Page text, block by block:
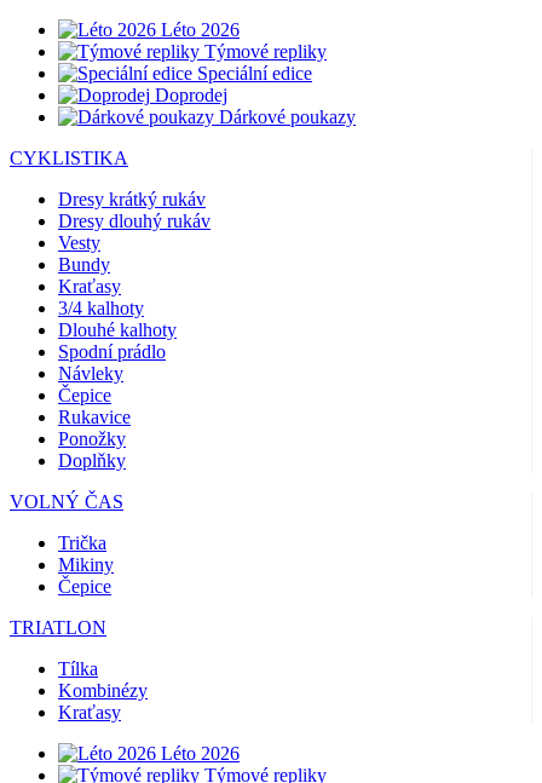
Léto 2026
Týmové repliky
Speciální edice
Doprodej
Dárkové poukazy
CYKLISTIKA
Dresy krátký rukáv
Dresy dlouhý rukáv
Vesty
Bundy
Kraťasy
3/4 kalhoty
Dlouhé kalhoty
Spodní prádlo
Návleky
Čepice
Rukavice
Ponožky
Doplňky
VOLNÝ ČAS
Trička
Mikiny
Čepice
TRIATLON
Tílka
Kombinézy
Kraťasy
Léto 2026
Týmové repliky